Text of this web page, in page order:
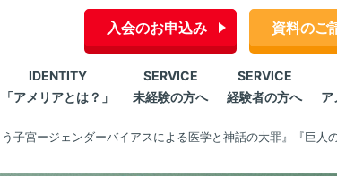
入会のお申込み 資料のご
IDENTITY
「アメリアとは？」
SERVICE
未経験の方へ
SERVICE
経験者の方へ
ア
う子宮ージェンダーバイアスによる医学と神話の大罪』『巨